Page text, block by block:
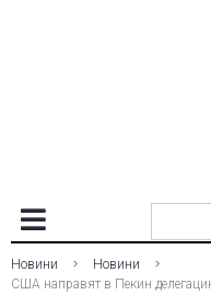
Новини
Новини
США направят в Пекин